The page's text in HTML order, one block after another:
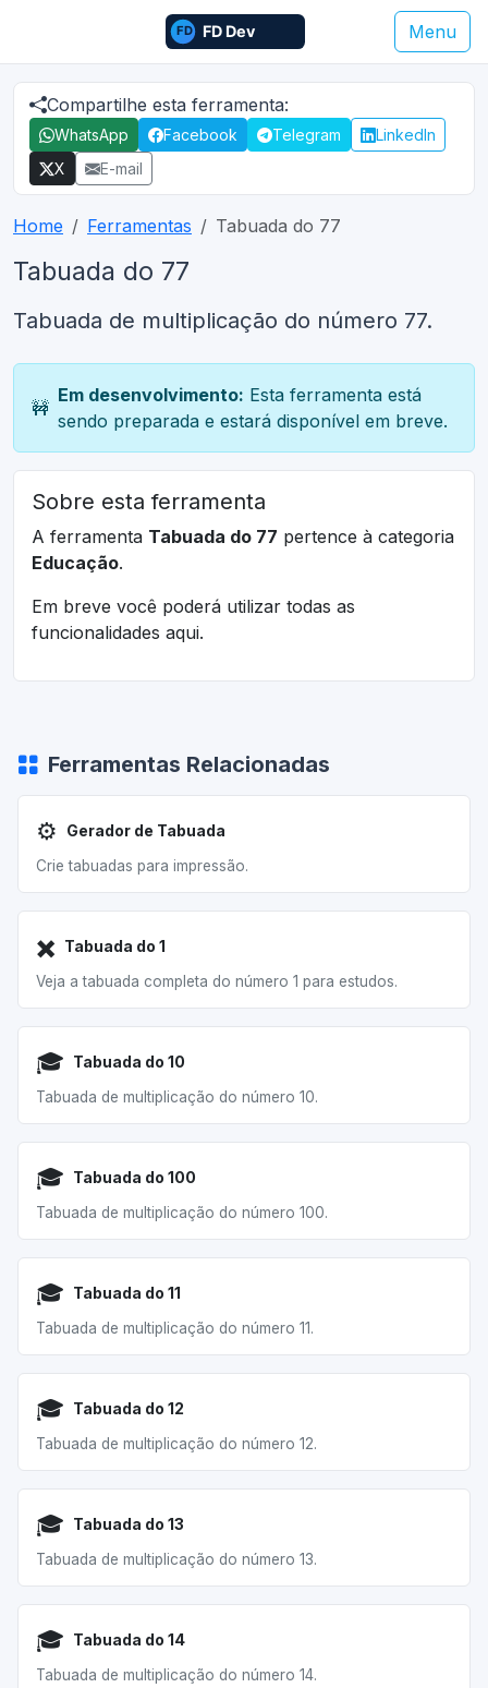
Menu
Compartilhe esta ferramenta:
WhatsApp Facebook Telegram
LinkedIn
X
E-mail
Home Ferramentas Tabuada do 77
Tabuada do 77
Tabuada de multiplicação do número 77.
🚧
Em desenvolvimento: Esta ferramenta está
sendo preparada e estará disponível em breve.
Sobre esta ferramenta
A ferramenta Tabuada do 77 pertence à categoria
Educação.
Em breve você poderá utilizar todas as
funcionalidades aqui.
Ferramentas Relacionadas
⚙️ Gerador de Tabuada
Crie tabuadas para impressão.
✖️ Tabuada do 1
Veja a tabuada completa do número 1 para estudos.
🎓 Tabuada do 10
Tabuada de multiplicação do número 10.
🎓 Tabuada do 100
Tabuada de multiplicação do número 100.
🎓 Tabuada do 11
Tabuada de multiplicação do número 11.
🎓 Tabuada do 12
Tabuada de multiplicação do número 12.
🎓 Tabuada do 13
Tabuada de multiplicação do número 13.
🎓 Tabuada do 14
Tabuada de multiplicação do número 14.